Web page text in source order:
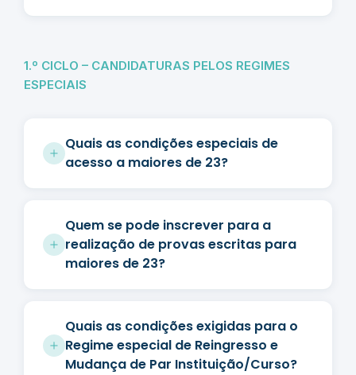
1.º CICLO – CANDIDATURAS PELOS REGIMES
ESPECIAIS
Quais as condições especiais de
acesso a maiores de 23?
Quem se pode inscrever para a
realização de provas escritas para
maiores de 23?
Quais as condições exigidas para o
Regime especial de Reingresso e
Mudança de Par Instituição/Curso?